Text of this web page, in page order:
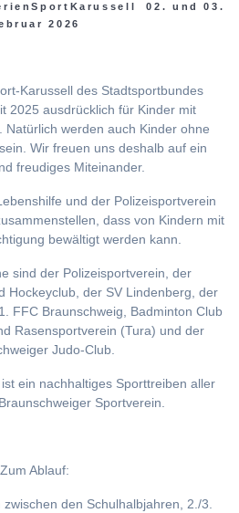
02. und 03.
2026
Karussell des Stadtsportbundes
2025 ausdrücklich für Kinder mit
Natürlich werden auch Kinder ohne
Wir freuen uns deshalb auf ein
freudiges Miteinander.
und der Polizeisportverein
dass von Kindern mit
bewältigt werden kann.
sind der Polizeisportverein, der
Hockeyclub, der SV Lindenberg, der
FFC Braunschweig, Badminton Club
Rasensportverein (Tura) und der
Judo-Club.
ein nachhaltiges Sporttreiben aller
Sportverein.
Zum Ablauf:
den Schulhalbjahren, 2./3.